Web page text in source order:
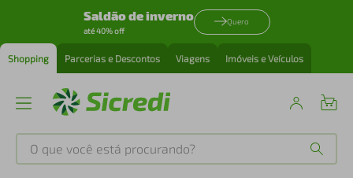
Saldão de inverno
até 40% off
Quero
Shopping Parcerias e Descontos Viagens Imóveis e Veículos
O que você está procurando?